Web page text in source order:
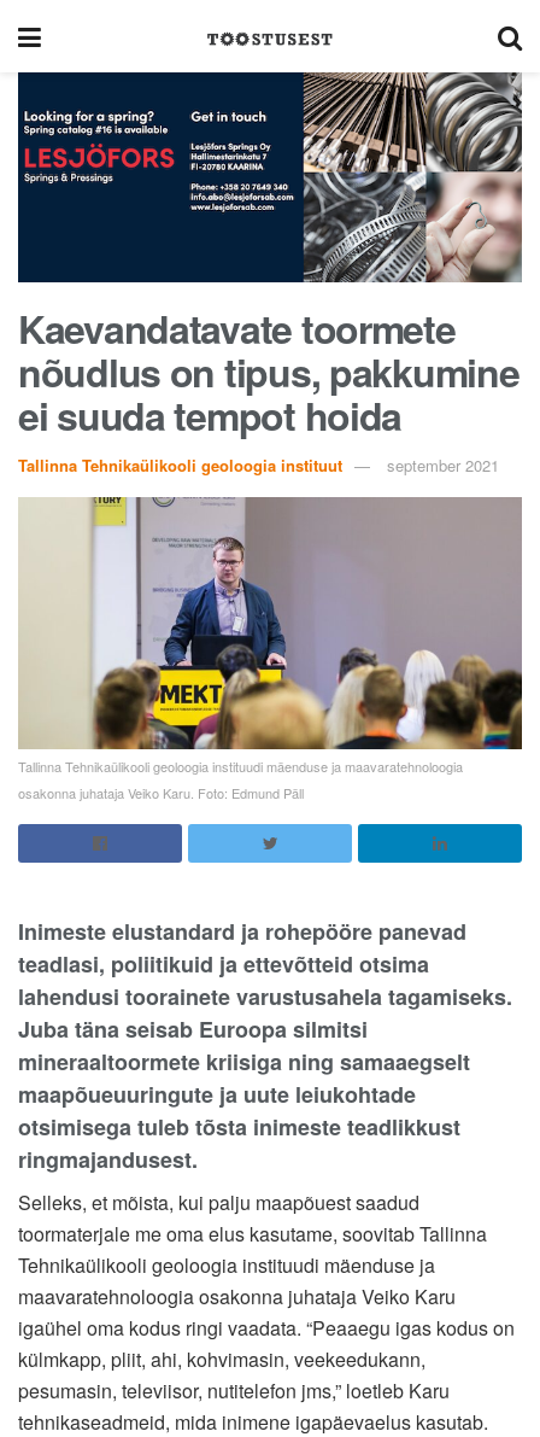
Kaevandatavate toormete
nõudlus on tipus, pakkumine
ei suuda tempot hoida
Tallinna Tehnikaülikooli geoloogia instituut september 2021
Tallinna Tehnikaülikooli geoloogia instituudi mäenduse ja maavaratehnoloogia
osakonna juhataja Veiko Karu. Foto: Edmund Päll
Inimeste elustandard ja rohepööre panevad
teadlasi, poliitikuid ja ettevõtteid otsima
lahendusi toorainete varustusahela tagamiseks.
Juba täna seisab Euroopa silmitsi
mineraaltoormete kriisiga ning samaaegselt
maapõueuuringute ja uute leiukohtade
otsimisega tuleb tõsta inimeste teadlikkust
ringmajandusest.
Selleks, et mõista, kui palju maapõuest saadud
toormaterjale me oma elus kasutame, soovitab Tallinna
Tehnikaülikooli geoloogia instituudi mäenduse ja
maavaratehnoloogia osakonna juhataja Veiko Karu
igaühel oma kodus ringi vaadata. “Peaaegu igas kodus on
külmkapp, pliit, ahi, kohvimasin, veekeedukann,
pesumasin, televiisor, nutitelefon jms,” loetleb Karu
tehnikaseadmeid, mida inimene igapäevaelus kasutab.